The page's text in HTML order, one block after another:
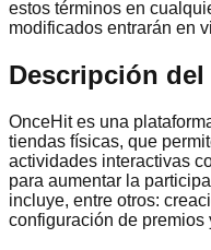
estos términos en
modificados entrarán en
Descripción
OnceHit es una
tiendas físicas, que
actividades interactivas
para aumentar la
incluye, entre otros:
configuración de premios